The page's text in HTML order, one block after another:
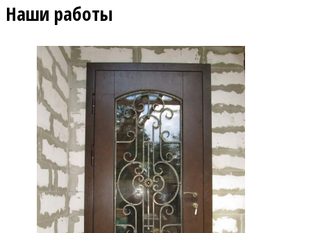
Наши работы